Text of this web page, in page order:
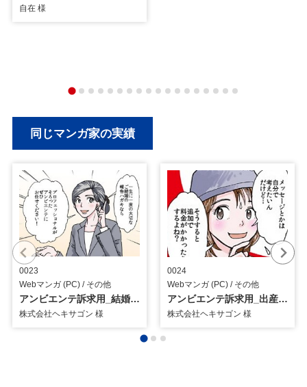
自在 様
同じマンガ家の実績
0023
Webマンガ (PC) / その他
アンビエンテ訴求用_結婚編（ポストカード）_Webマンガ
株式会社ヘキサゴン 様
0024
Webマンガ (PC) / その他
アンビエンテ訴求用_出産編（ポストカード）_Webマンガ
株式会社ヘキサゴン 様